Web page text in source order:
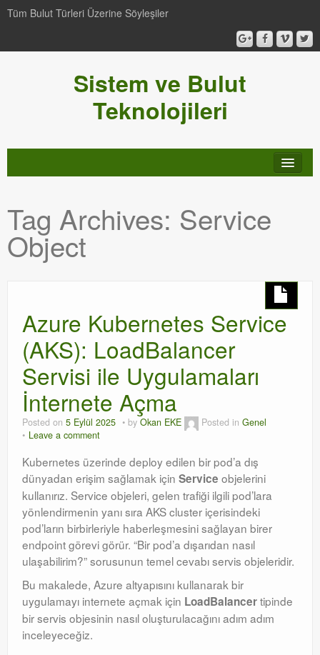
Tüm Bulut Türleri Üzerine Söyleşiler
Sistem ve Bulut
Teknolojileri
Genel
Video-Webcast-Seminer
SCOM
Orchestrator
Watchguard
PHP & MySQL
Exchange
Tag Archives: Service
Object
Azure Kubernetes Service
(AKS): LoadBalancer
Servisi ile Uygulamaları
İnternete Açma
Posted on 5 Eylül 2025 by Okan EKE Posted in Genel
Leave a comment
Kubernetes üzerinde deploy edilen bir pod’a dış
dünyadan erişim sağlamak için Service objelerini
kullanırız. Service objeleri, gelen trafiği ilgili pod’lara
yönlendirmenin yanı sıra AKS cluster içerisindeki
pod’ların birbirleriyle haberleşmesini sağlayan birer
endpoint görevi görür. “Bir pod’a dışarıdan nasıl
ulaşabilirim?” sorusunun temel cevabı servis objeleridir.
Bu makalede, Azure altyapısını kullanarak bir
uygulamayı internete açmak için LoadBalancertipinde
bir servis objesinin nasıl oluşturulacağını adım adım
inceleyeceğiz.